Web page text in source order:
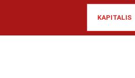
KAPITALIS